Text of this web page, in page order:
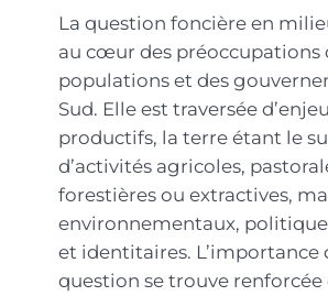
La question foncière en
au cœur des préoccupations
populations et des
Sud. Elle est traversée
productifs, la terre étant le
d’activités agricoles,
forestières ou extractives,
environnementaux,
et identitaires. L’importance
question se trouve renforcée